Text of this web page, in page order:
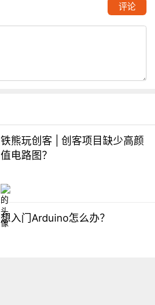
评论
铁熊玩创客 | 创客项目缺少高颜
值电路图？
想入门Arduino怎么办？